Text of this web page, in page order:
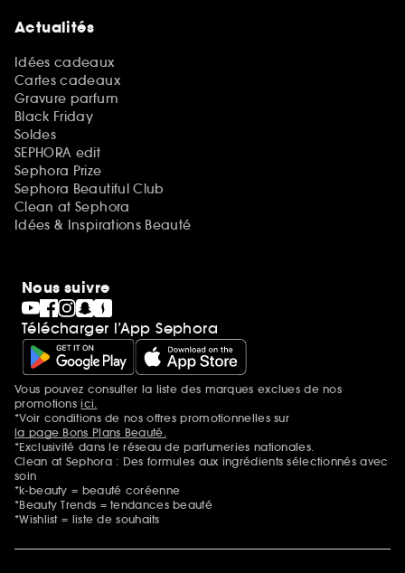
Actualités
Idées cadeaux
Cartes cadeaux
Gravure parfum
Black Friday
Soldes
SEPHORA edit
Sephora Prize
Sephora Beautiful Club
Clean at Sephora
Idées & Inspirations Beauté
Nous suivre
Télécharger l’App Sephora
Mentions additionnelles
Vous pouvez consulter la liste des marques exclues de nos
promotionsici.
*Voir conditions de nos offres promotionnelles sur
la page Bons Plans Beauté.
*Exclusivité dans le réseau de parfumeries nationales.
Clean at Sephora : Des formules aux ingrédients sélectionnés avec
soin
*k-beauty = beauté coréenne
*Beauty Trends = tendances beauté
*Wishlist = liste de souhaits